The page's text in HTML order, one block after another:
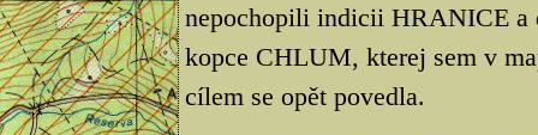
nepochopili indicii HRANICE a
kopce CHLUM, kterej sem v
cílem se opět povedla.